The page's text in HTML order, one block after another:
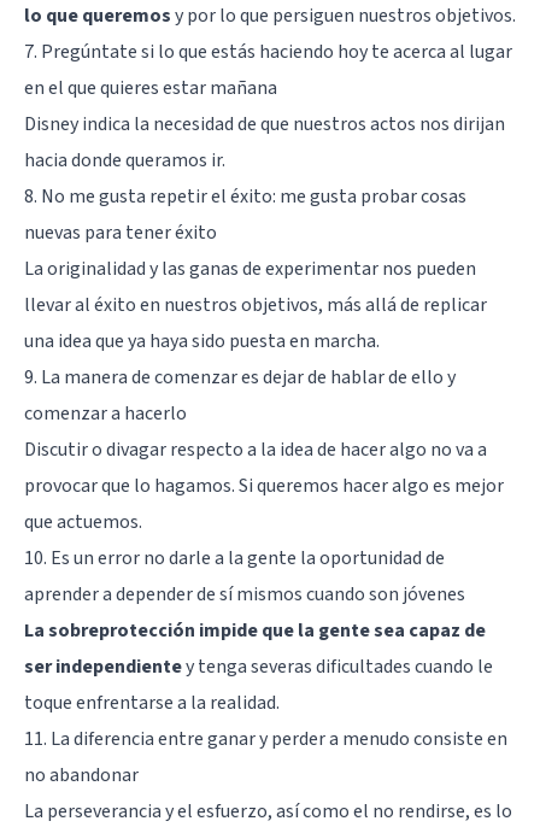
lo que queremosy por lo que persiguen nuestros objetivos.
7. Pregúntate si lo que estás haciendo hoy te acerca al lugar
en el que quieres estar mañana
Disney indica la necesidad de que nuestros actos nos dirijan
hacia donde queramos ir.
8. No me gusta repetir el éxito: me gusta probar cosas
nuevas para tener éxito
La originalidad y las ganas de experimentar nos pueden
llevar al éxito en nuestros objetivos, más allá de replicar
una idea que ya haya sido puesta en marcha.
9. La manera de comenzar es dejar de hablar de ello y
comenzar a hacerlo
Discutir o divagar respecto a la idea de hacer algo no va a
provocar que lo hagamos. Si queremos hacer algo es mejor
que actuemos.
10. Es un error no darle a la gente la oportunidad de
aprender a depender de sí mismos cuando son jóvenes
La sobreprotección impide que la gente sea capaz de
ser independientey tenga severas dificultades cuando le
toque enfrentarse a la realidad.
11. La diferencia entre ganar y perder a menudo consiste en
no abandonar
La perseverancia y el esfuerzo, así como el no rendirse, es lo